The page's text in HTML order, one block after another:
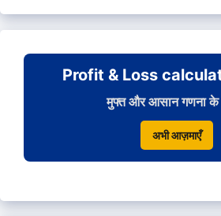
Profit & Loss
मुफ्त और आसान गणना के
अभी आज़माएँ